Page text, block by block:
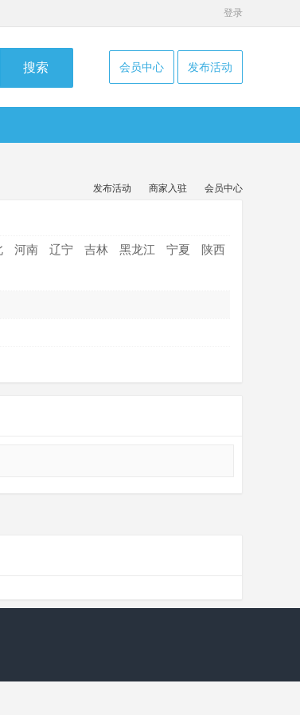
登录
搜索 会员中心 发布活动
发布活动 商家入驻 会员中心
河南 辽宁 吉林 黑龙江 宁夏
陕西